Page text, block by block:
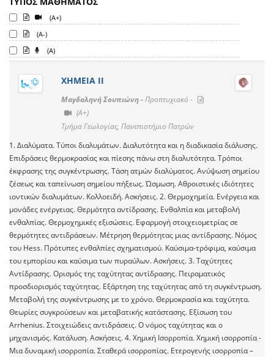
(A+)
(A-)
(A)
ΧΗΜΕΙΑ ΙΙ
Μαγδαληνή Σουπιώνη -Προπτυχιακό -
(A+)
Τμήμα Γεωλογίας, Πανεπιστήμιο Πατρών
1. Διαλύματα. Τύποι διαλυμάτων. Διαλυτότητα και η διαδικασία διάλυσης.
Επιδράσεις θερμοκρασίας και πίεσης πάνω στη διαλυτότητα. Τρόποι
έκφρασης της συγκέντρωσης. Τάση ατμών διαλύματος. Ανύψωση σημείου
ζέσεως και ταπείνωση σημείου πήξεως. Ώσμωση. Αθροιστικές ιδιότητες
ιοντικών διαλυμάτων. Κολλοειδή. Ασκήσεις. 2. Θερμοχημεία. Ενέργεια και
μονάδες ενέργειας. Θερμότητα αντίδρασης. Ενθαλπία και μεταβολή
ενθαλπίας. Θερμοχημικές εξισώσεις. Εφαρμογή στοιχειομετρίας σε
θερμότητες αντιδράσεων. Μέτρηση θερμότητας μιας αντίδρασης. Νόμος
του Hess. Πρότυπες ενθαλπίες σχηματισμού. Καύσιμα-τρόφιμα, καύσιμα
του εμπορίου και καύσιμα των πυραύλων. Ασκήσεις. 3. Ταχύτητες
Αντίδρασης. Ορισμός της ταχύτητας αντίδρασης. Πειραματικός
προσδιορισμός ταχύτητας. Εξάρτηση της ταχύτητας από τη συγκέντρωση.
Μεταβολή της συγκέντρωσης με το χρόνο. Θερμοκρασία και ταχύτητα.
Θεωρίες συγκρούσεων και μεταβατικής κατάστασης. Εξίσωση του
Arrhenius. Στοιχειώδεις αντιδράσεις. Ο νόμος ταχύτητας και ο
μηχανισμός. Κατάλυση. Ασκήσεις. 4. Χημική Ισορροπία. Χημική ισορροπία -
Μια δυναμική ισορροπία. Σταθερά ισορροπίας. Ετερογενής ισορροπία –